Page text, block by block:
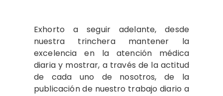
Exhorto a seguir adelante, desde
nuestra trinchera mantener la
excelencia en la atención médica
diaria y mostrar, a través de la actitud
de cada uno de nosotros, de la
publicación de nuestro trabajo diario a